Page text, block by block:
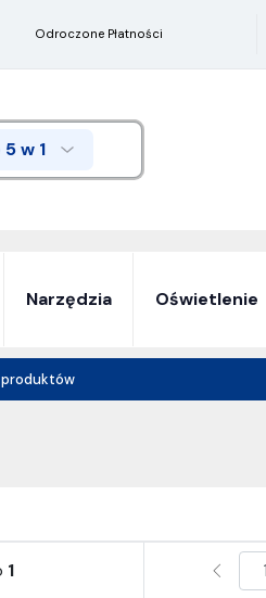
Odroczone Płatności
w 1
Narzędzia Oświetlenie
produktów
1